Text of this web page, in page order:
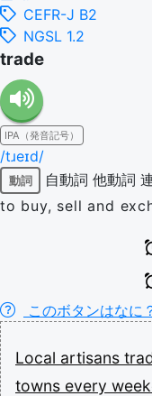
CEFR-J B2
NGSL 1.2
trade
IPA（発音記号）
/tɹeɪd/
動詞 自動詞 他動詞
to buy, sell and
このボタンはなに
Local artisans
towns every